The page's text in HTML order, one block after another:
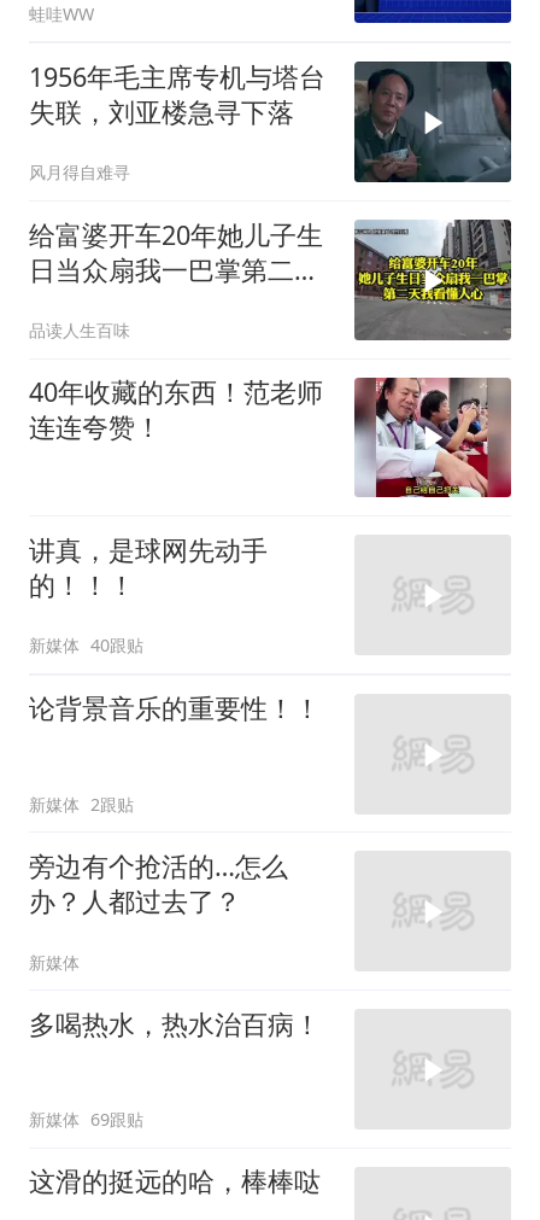
蛙哇WW
1956年毛主席专机与塔台
失联，刘亚楼急寻下落
风月得自难寻
给富婆开车20年她儿子生
日当众扇我一巴掌第二天
品读人生百味
40年收藏的东西！范老师
连连夸赞！
讲真，是球网先动手
的！！！
新媒体 40跟贴
论背景音乐的重要性！！
新媒体 2跟贴
旁边有个抢活的…怎么
办？人都过去了？
新媒体
多喝热水，热水治百病！
新媒体 69跟贴
这滑的挺远的哈，棒棒哒